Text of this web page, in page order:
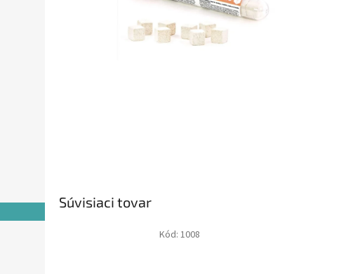
Súvisiaci tovar
Kód: 1008